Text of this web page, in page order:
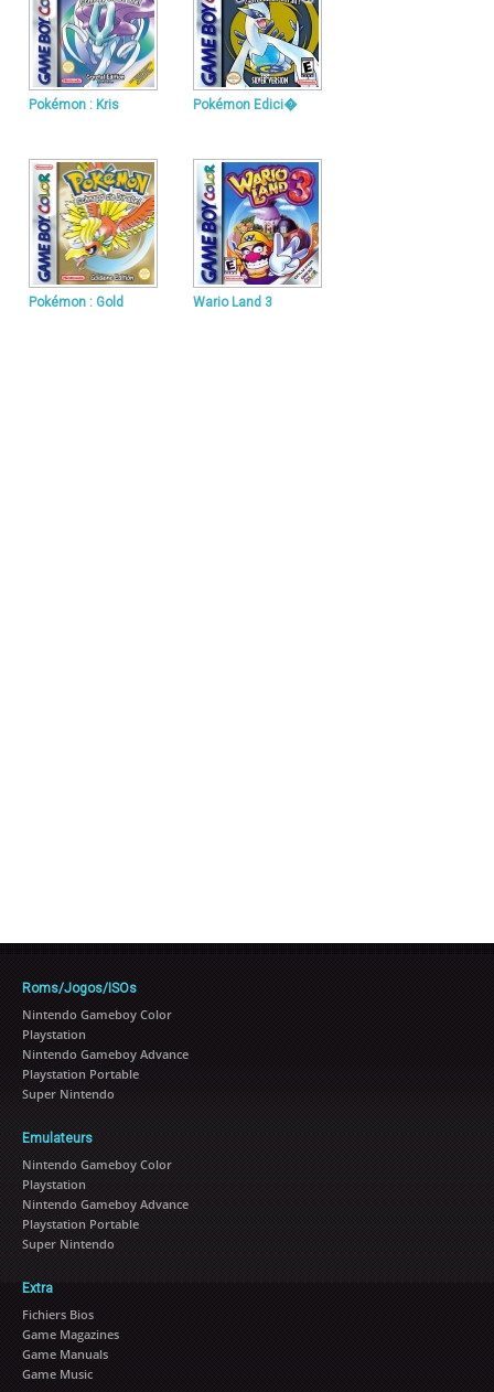
Pokémon : Kris Pokémon Edici�
Pokémon : Gold Wario Land 3
Roms/Jogos/ISOs
Nintendo Gameboy Color
Playstation
Nintendo Gameboy Advance
Playstation Portable
Super Nintendo
Emulateurs
Nintendo Gameboy Color
Playstation
Nintendo Gameboy Advance
Playstation Portable
Super Nintendo
Extra
Fichiers Bios
Game Magazines
Game Manuals
Game Music